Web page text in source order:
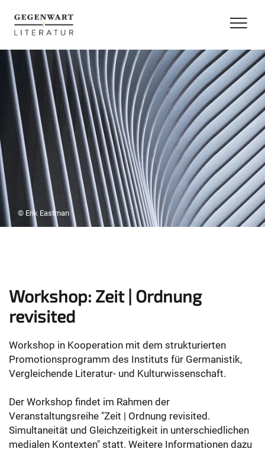
© Erik Eastman
Workshop: Zeit | Ordnung
revisited
Workshop in Kooperation mit dem strukturierten
Promotionsprogramm des Instituts für Germanistik,
Vergleichende Literatur- und Kulturwissenschaft.
Der Workshop findet im Rahmen der
Veranstaltungsreihe "Zeit | Ordnung revisited.
Simultaneität und Gleichzeitigkeit in unterschiedlichen
medialen Kontexten" statt. Weitere Informationen dazu